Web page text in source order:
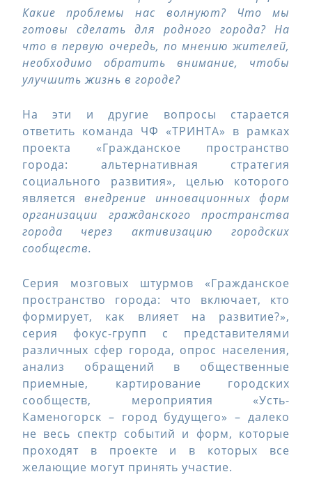
Какие проблемы нас волнуют? Что мы
готовы сделать для родного города? На
что в первую очередь, по мнению жителей,
необходимо обратить внимание, чтобы
улучшить жизнь в городе?
На эти и другие вопросы старается
ответить команда ЧФ «ТРИНТА» в рамках
проекта «Гражданское пространство
города: альтернативная стратегия
социального развития», целью которого
являетсявнедрение инновационных форм
организации гражданского пространства
города через активизацию городских
сообществ.
Серия мозговых штурмов «Гражданское
пространство города: что включает, кто
формирует, как влияет на развитие?»,
серия фокус-групп с представителями
различных сфер города, опрос населения,
анализ обращений в общественные
приемные, картирование городских
сообществ, мероприятия «Усть-
Каменогорск – город будущего» – далеко
не весь спектр событий и форм, которые
проходят в проекте и в которых все
желающие могут принять участие.